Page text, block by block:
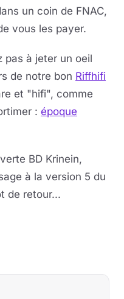
un coin de FNAC,
vous les payer.
pas à jeter un oeil
de notre bon Riffhifi
et "hifi", comme
: époque
BD Krinein,
à la version 5 du
de retour...